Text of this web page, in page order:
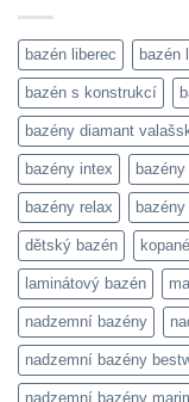
bazén liberec bazén
bazén s konstrukcí
bazény diamant
bazény intex
bazény relax
dětský bazén
laminátový bazén
nadzemní bazény
nadzemní bazény
nadzemní bazény